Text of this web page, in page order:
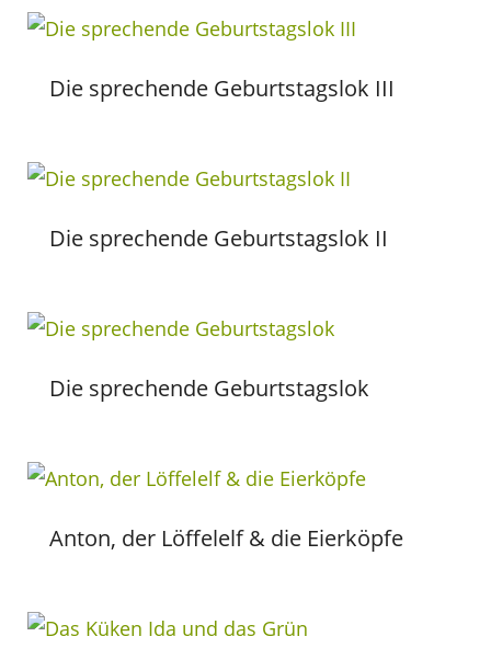
Die sprechende Geburtstagslok III
Die sprechende Geburtstagslok II
Die sprechende Geburtstagslok
Anton, der Löffelelf & die Eierköpfe